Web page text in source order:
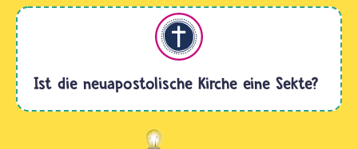
Ist die neuapostolische Kirche eine Sekte?